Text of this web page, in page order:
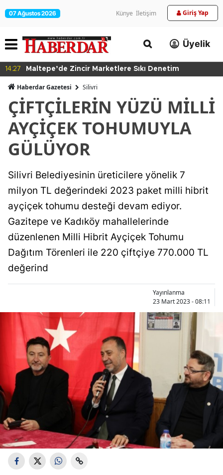
07 Ağustos 2026 Künye İletişim Giriş Yap
Üyelik
14:24 Kartal'da Hayvan Bakım Evi Çalışmaları Başladı
Haberdar Gazetesi Silivri
ÇİFTÇİLERİN YÜZÜ MİLLİ
AYÇİÇEK TOHUMUYLA
GÜLÜYOR
Silivri Belediyesinin üreticilere yönelik 7
milyon TL değerindeki 2023 paket milli hibrit
ayçiçek tohumu desteği devam ediyor.
Gazitepe ve Kadıköy mahallelerinde
düzenlenen Milli Hibrit Ayçiçek Tohumu
Dağıtım Törenleri ile 220 çiftçiye 770.000 TL
değerind
Yayınlanma
23 Mart 2023 - 08:11